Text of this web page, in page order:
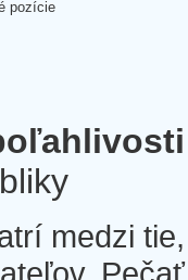
pozície
medzi